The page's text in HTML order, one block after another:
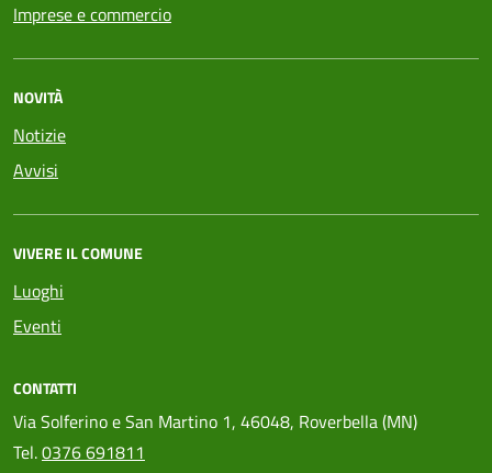
Imprese e commercio
NOVITÀ
Notizie
Avvisi
VIVERE IL COMUNE
Luoghi
Eventi
CONTATTI
Via Solferino e San Martino 1, 46048, Roverbella (MN)
Tel.0376 691811